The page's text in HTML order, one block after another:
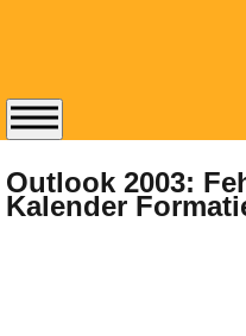
Outlook 2003:
Kalender
Abonnieren Sie den
14-tägig
erscheinenden